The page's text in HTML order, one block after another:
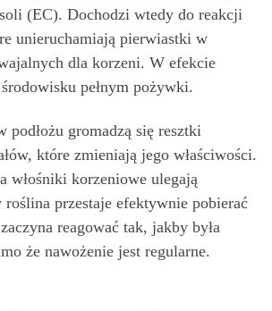
(EC). Dochodzi wtedy do reakcji
unieruchamiają pierwiastki w
dla korzeni. W efekcie
pełnym pożywki.
podłożu gromadzą się resztki
które zmieniają jego właściwości.
włośniki korzeniowe ulegają
roślina przestaje efektywnie pobierać
reagować tak, jakby była
że nawożenie jest regularne.